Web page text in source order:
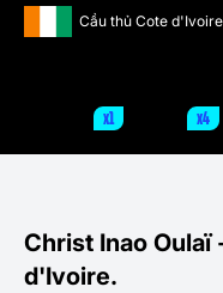
Cầu thủ Cote d'Ivoire
x1 x4
Christ Inao Oulaï
d'Ivoire.